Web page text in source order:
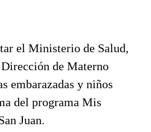
el Ministerio de Salud,
de Materno
embarazadas y niños
del programa Mis
Juan.